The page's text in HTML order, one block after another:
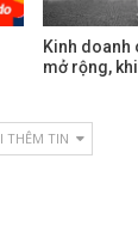
Kinh doanh
mở rộng,
THÊM TIN